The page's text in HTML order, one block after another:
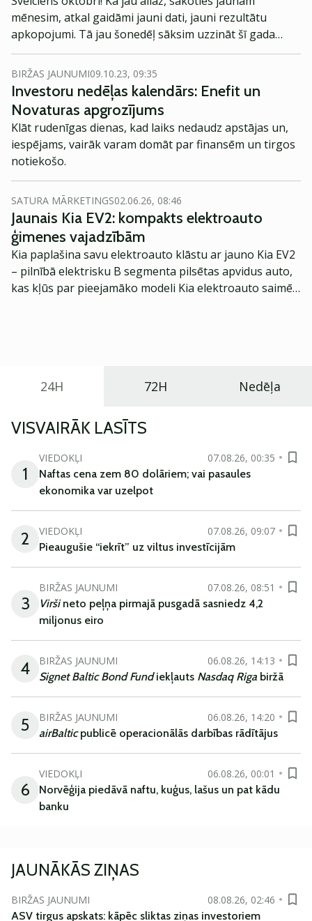
mēnesim, atkal gaidāmi jauni dati, jauni rezultātu
apkopojumi. Tā jau šonedēļ sāksim uzzināt šī gada
pirmo 3 ceturkšņu laikā paveikto.
BIRŽAS JAUNUMI09.10.23, 09:35
Investoru nedēļas kalendārs: Enefit un
Novaturas apgrozījums
Klāt rudenīgas dienas, kad laiks nedaudz apstājas un,
iespējams, vairāk varam domāt par finansēm un tirgos
notiekošo.
SATURA MĀRKETINGS02.06.26, 08:46
Jaunais Kia EV2: kompakts elektroauto
ģimenes vajadzībām
Kia paplašina savu elektroauto klāstu ar jauno Kia EV2
– pilnībā elektrisku B segmenta pilsētas apvidus auto,
kas kļūs par pieejamāko modeli Kia elektroauto saimē
24H 72H Nedēļa
VISVAIRĀK LASĪTS
1
VIEDOKĻI
07.08.26, 00:35
Naftas cena zem 80 dolāriem; vai pasaules
ekonomika var uzelpot
2 VIEDOKĻI
07.08.26, 09:07
Pieaugušie “iekrīt” uz viltus investīcijām
3
BIRŽAS JAUNUMI
07.08.26, 08:51
Viršineto peļņa pirmajā pusgadā sasniedz 4,2
miljonus eiro
4 BIRŽAS JAUNUMI
06.08.26, 14:13
Signet Baltic Bond Fundiekļauts Nasdaq Riga biržā
5 BIRŽAS JAUNUMI
06.08.26, 14:20
airBalticpublicē operacionālās darbības rādītājus
6
VIEDOKĻI
06.08.26, 00:01
Norvēģija piedāvā naftu, kuģus, lašus un pat kādu
banku
JAUNĀKĀS ZIŅAS
BIRŽAS JAUNUMI
08.08.26, 02:46
ASV tirgus apskats: kāpēc sliktas ziņas investoriem